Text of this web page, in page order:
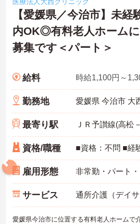
―――――――――――――――
■ うれしい待遇で長く勤務
―――――――――――――――
働くモチベーションにつながる待遇です
・土日祝祭日手当があります
→ 安心して長期的な勤務を目指しやすい環
【愛媛県／今治市】未経
内OK◎有料老人ホーム
募集です＜パート＞
給料 時給1,100円～
勤務地
最寄り駅
資格/職種
雇用形態
サービス 通所介護（デイサ
愛媛県今治市に位置する有料老人ホームで